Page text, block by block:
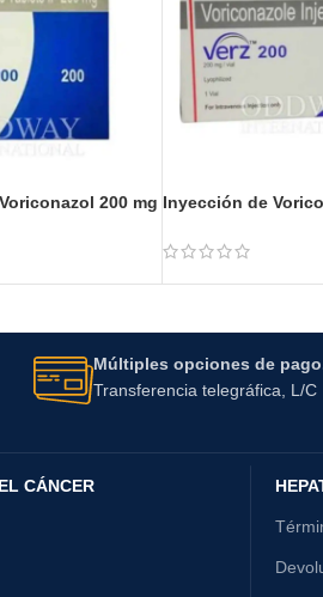
200 mg Inyección de
Múltiples opciones de
Transferencia telegráfica, L/C
CÁNCER